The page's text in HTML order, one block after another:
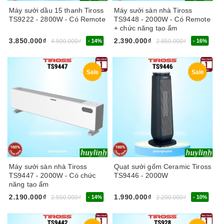
Máy sưởi dầu 15 thanh Tiross
TS9222 - 2800W - Có Remote
3.850.000₫ 4.500.000₫ - 14%
Máy sưởi sàn nhà Tiross
TS9448 - 2000W - Có Remote
+ chức năng tạo ẩm
2.390.000₫
2.850.000₫ - 16%
Sale
Máy sưởi sàn nhà Tiross
TS9447 - 2000W - Có chức
năng tạo ẩm
2.190.000₫
2.550.000₫ - 14%
Sale
Quạt sưởi gốm Ceramic Tiross
TS9446 - 2000W
1.990.000₫ 2.200.000₫ - 10%